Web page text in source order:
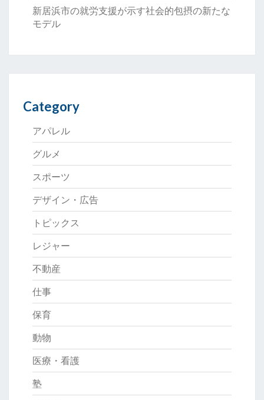
新居浜市の就労支援が示す社会的包摂の新たな
モデル
Category
アパレル
グルメ
スポーツ
デザイン・広告
トピックス
レジャー
不動産
仕事
保育
動物
医療・看護
塾